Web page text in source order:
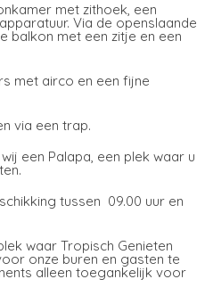
met zithoek, een
Via de openslaande
balkon met een zitje en een
met airco en een fijne
via een trap.
een Palapa, een plek waar u
tussen 09.00 uur en
waar Tropisch Genieten
onze buren en gasten te
alleen toegankelijk voor